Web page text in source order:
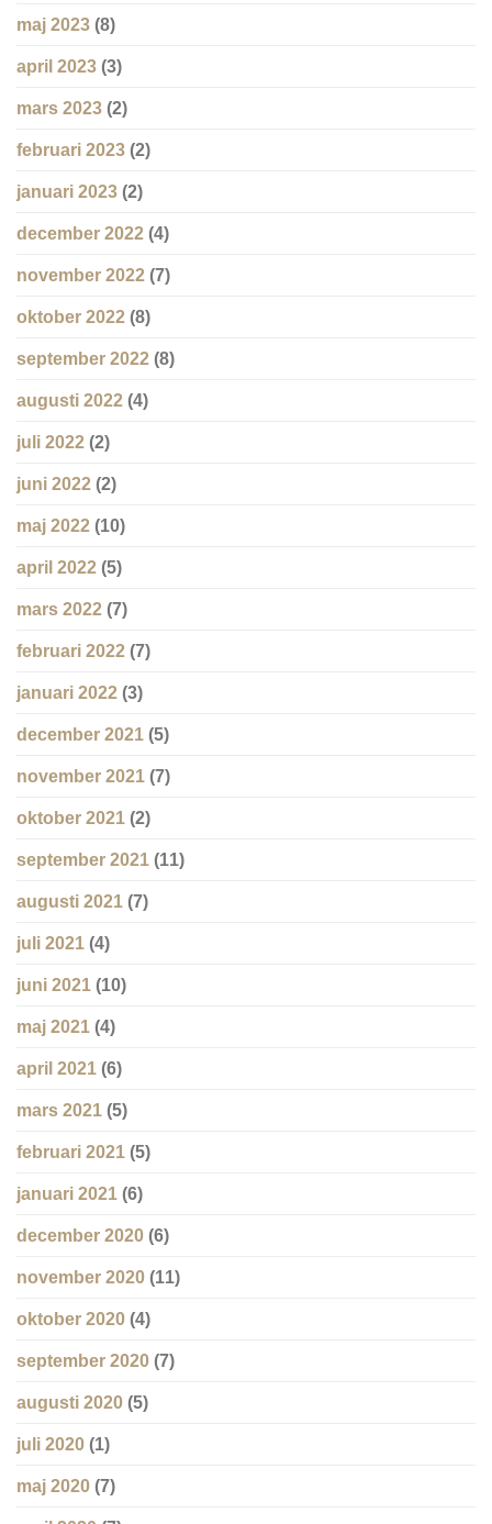
maj 2023 (8)
april 2023 (3)
mars 2023 (2)
februari 2023 (2)
januari 2023 (2)
december 2022 (4)
november 2022 (7)
oktober 2022 (8)
september 2022 (8)
augusti 2022 (4)
juli 2022 (2)
juni 2022 (2)
maj 2022 (10)
april 2022 (5)
mars 2022 (7)
februari 2022 (7)
januari 2022 (3)
december 2021 (5)
november 2021 (7)
oktober 2021 (2)
september 2021 (11)
augusti 2021 (7)
juli 2021 (4)
juni 2021 (10)
maj 2021 (4)
april 2021 (6)
mars 2021 (5)
februari 2021 (5)
januari 2021 (6)
december 2020 (6)
november 2020 (11)
oktober 2020 (4)
september 2020 (7)
augusti 2020 (5)
juli 2020 (1)
maj 2020 (7)